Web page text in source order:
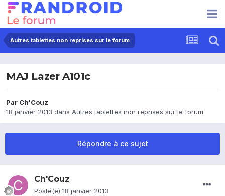
Autres tablettes non reprises sur le forum
MAJ Lazer A101c
Par Ch'Couz
18 janvier 2013 dans Autres tablettes non reprises sur le forum
Répondre à ce sujet
Ch'Couz
Posté(e) 18 janvier 2013